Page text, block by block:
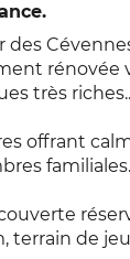
rénovée
très
offrant
familiales.
terrain de